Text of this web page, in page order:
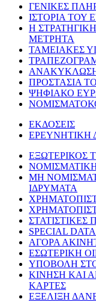
ΓΕΝΙΚΕΣ
ΙΣΤΟΡΙΑ ΤΟΥ
Η
ΜΕΤΡΗΤΑ
ΤΑΜΕΙΑΚΕΣ
ΠΡΟΣΤΑΣΙΑ
ΨΗΦΙΑΚΟ
ΕΚΔΟΣΕΙΣ
ΕΡΕΥΝΗΤΙΚΗ
ΕΞΩΤΕΡΙΚΟΣ
ΜΗ
ΙΔΡΥΜΑΤΑ
SPECIAL
ΑΓΟΡΑ
ΕΣΩΤΕΡΙΚΗ
ΥΠΟΒΟΛΗ
ΚΙΝΗΣΗ ΚΑΙ
ΚΑΡΤΕΣ
ΕΞΕΛΙΞΗ